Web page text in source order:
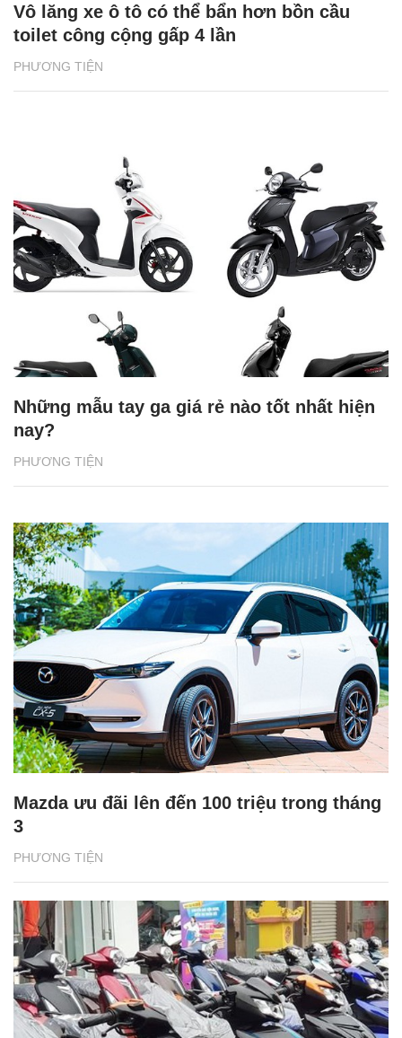
PHƯƠNG TIỆN
Vô lăng xe ô tô có thể bẩn hơn bồn cầu
toilet công cộng gấp 4 lần
PHƯƠNG TIỆN
Những mẫu tay ga giá rẻ nào tốt nhất hiện
nay?
PHƯƠNG TIỆN
Mazda ưu đãi lên đến 100 triệu trong tháng
3